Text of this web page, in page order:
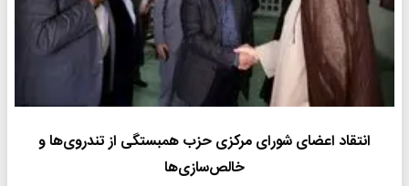
انتقاد اعضای شورای مرکزی حزب همبستگی از تندروی‌ها و
خالص‌سازی‌ها